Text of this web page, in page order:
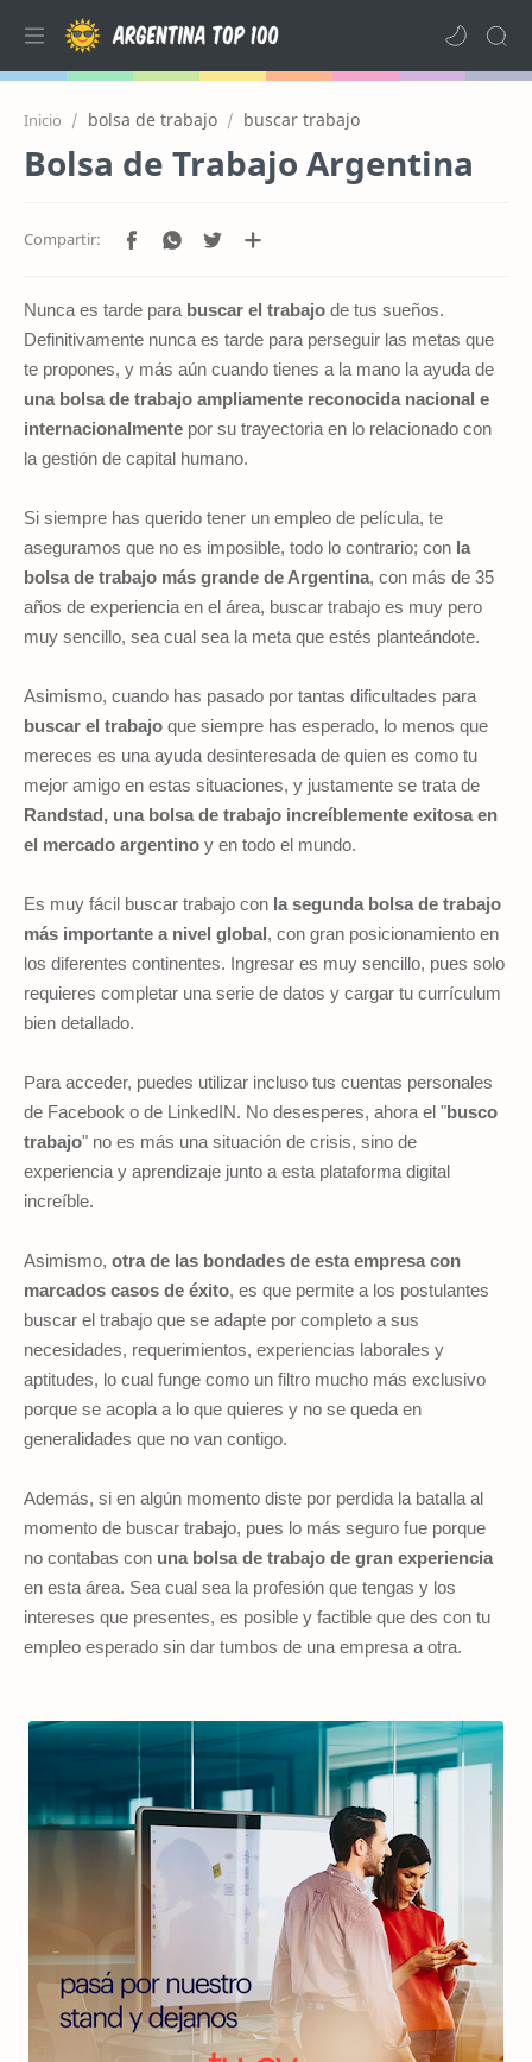
Inicio bolsa de trabajo buscar trabajo
Bolsa de Trabajo Argentina
Nunca es tarde para buscar el trabajo de tus sueños.
Definitivamente nunca es tarde para perseguir las metas que
te propones, y más aún cuando tienes a la mano la ayuda de
una bolsa de trabajo ampliamente reconocida nacional e
internacionalmente por su trayectoria en lo relacionado con
la gestión de capital humano.
Si siempre has querido tener un empleo de película, te
aseguramos que no es imposible, todo lo contrario; con la
bolsa de trabajo más grande de Argentina, con más de 35
años de experiencia en el área, buscar trabajo es muy pero
muy sencillo, sea cual sea la meta que estés planteándote.
Asimismo, cuando has pasado por tantas dificultades para
buscar el trabajo que siempre has esperado, lo menos que
mereces es una ayuda desinteresada de quien es como tu
mejor amigo en estas situaciones, y justamente se trata de
Randstad, una bolsa de trabajo increíblemente exitosa en
el mercado argentino y en todo el mundo.
Es muy fácil buscar trabajo con la segunda bolsa de trabajo
más importante a nivel global, con gran posicionamiento en
los diferentes continentes. Ingresar es muy sencillo, pues solo
requieres completar una serie de datos y cargar tu currículum
bien detallado.
Para acceder, puedes utilizar incluso tus cuentas personales
de Facebook o de LinkedIN. No desesperes, ahora el "busco
trabajo" no es más una situación de crisis, sino de
experiencia y aprendizaje junto a esta plataforma digital
increíble.
Asimismo, otra de las bondades de esta empresa con
marcados casos de éxito, es que permite a los postulantes
buscar el trabajo que se adapte por completo a sus
necesidades, requerimientos, experiencias laborales y
aptitudes, lo cual funge como un filtro mucho más exclusivo
porque se acopla a lo que quieres y no se queda en
generalidades que no van contigo.
Además, si en algún momento diste por perdida la batalla al
momento de buscar trabajo, pues lo más seguro fue porque
no contabas con una bolsa de trabajo de gran experiencia
en esta área. Sea cual sea la profesión que tengas y los
intereses que presentes, es posible y factible que des con tu
empleo esperado sin dar tumbos de una empresa a otra.